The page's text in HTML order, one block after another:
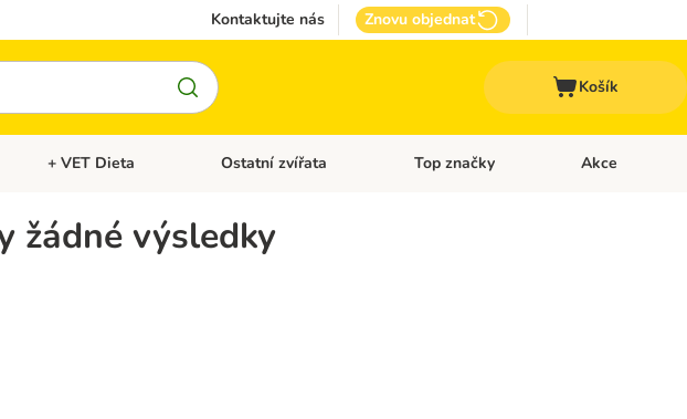
Kontaktujte nás Znovu objednat
Košík
Otevřít menu: Doplňky pro psy
+ VET Dieta Otevřít menu: + VET Dieta
Ostatní zvířata Otevřít menu: Ostatní zvířata
Top značky Otevřít menu:
Akce
žádné výsledky